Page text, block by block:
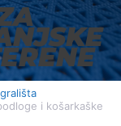
i košarkaške